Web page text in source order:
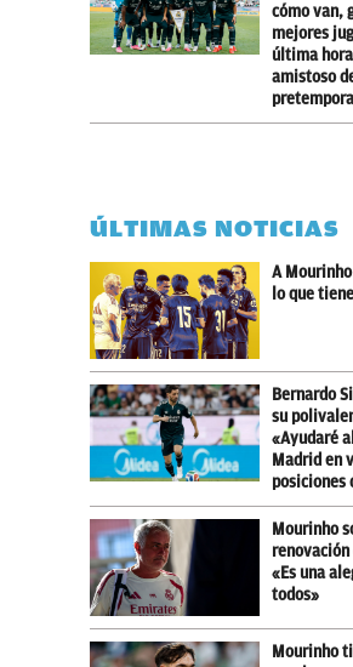
cómo van,
mejores
última
amistoso
ÚLTIMAS NOTICIAS
A
lo que tiene
Bernardo
su
«Ayudaré
Madrid en
posiciones
Mourinho
«Es una
todos»
Mourinho